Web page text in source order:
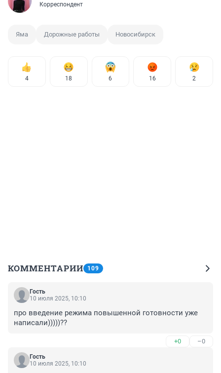
Корреспондент
Яма Дорожные работы Новосибирск
4 18 6 16 2
КОММЕНТАРИИ 109
Гость
10 июля 2025, 10:10
про введение режима повышенной готовности уже
написали)))))??
+0 –0
Гость
10 июля 2025, 10:10